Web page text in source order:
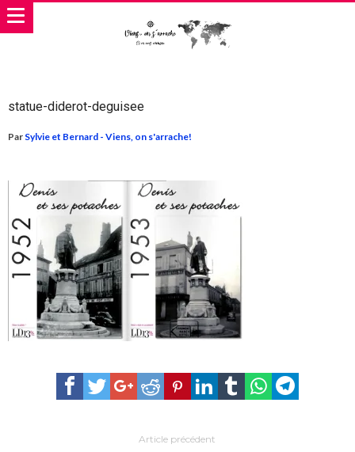
statue-diderot-deguisee
Par Sylvie et Bernard - Viens, on s'arrache!
Article précédent